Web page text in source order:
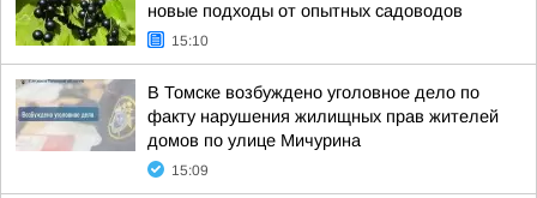
новые подходы от опытных садоводов
15:10
В Томске возбуждено уголовное дело по
факту нарушения жилищных прав жителей
домов по улице Мичурина
15:09